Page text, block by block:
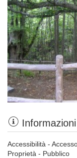
Informazioni
Accessibilità -
Proprietà - Pubblico